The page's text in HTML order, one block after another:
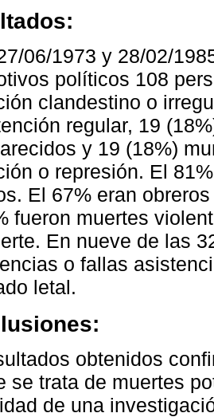
06/1973 y 28/02/
políticos 108
clandestino o
regular, 19
y 19 (18%)
o represión. El
El 67% eran
fueron muertes
En nueve de las
o fallas
letal.
obtenidos
se trata de muertes
de una